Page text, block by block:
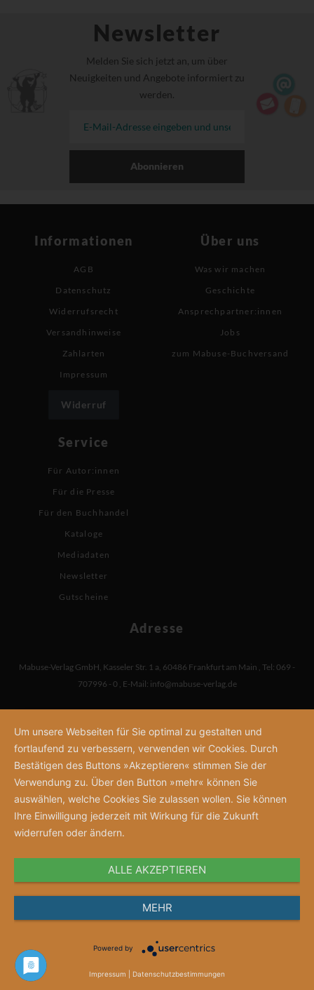
Newsletter
Melden Sie sich jetzt an, um über
Neuigkeiten und Angebote informiert zu
werden.
Abonnieren
Informationen
AGB
Datenschutz
Widerrufsrecht
Versandhinweise
Zahlarten
Impressum
Widerruf
Über uns
Was wir machen
Geschichte
Ansprechpartner:innen
Jobs
zum Mabuse-Buchversand
Service
Für Autor:innen
Für die Presse
Für den Buchhandel
Kataloge
Mediadaten
Newsletter
Gutscheine
Adresse
Mabuse-Verlag GmbH Kasseler Str. 1 a 60486 Frankfurt am Main Tel: 069 -
707996 - 0 E-Mail: info@mabuse-verlag.de
Um unsere Webseiten für Sie optimal zu gestalten und
fortlaufend zu verbessern, verwenden wir Cookies. Durch
Bestätigen des Buttons »Akzeptieren« stimmen Sie der
Verwendung zu. Über den Button »mehr« können Sie
auswählen, welche Cookies Sie zulassen wollen. Sie können
Ihre Einwilligung jederzeit mit Wirkung für die Zukunft
widerrufen oder ändern.
ALLE AKZEPTIEREN
MEHR
Powered by
Impressum Datenschutzbestimmungen